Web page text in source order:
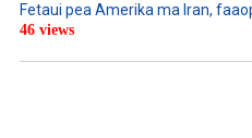
Fetaui pea Amerika ma Iran,
46 views